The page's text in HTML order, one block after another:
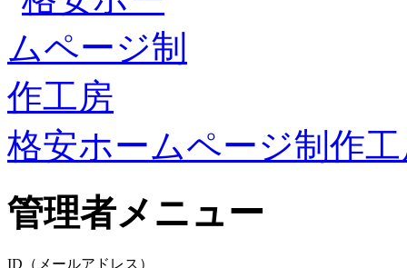
格安ホームページ制作
管理者メニュー
ID（メールアドレス）